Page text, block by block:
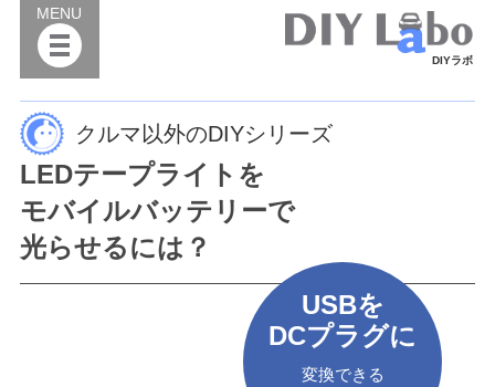
DIYラボ
MENU
クルマ以外のDIYシリーズ
LEDテープライトを
モバイルバッテリーで
光らせるには？
USBを
DCプラグに
変換できる